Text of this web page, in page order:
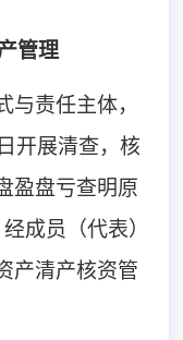
管理
与责任主体，
开展清查，核
盈盘亏查明原
成员（代表）
产清产核资管